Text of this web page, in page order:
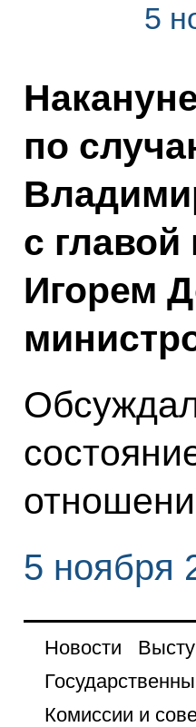
5
по
с
Игорем
5 ноября
Новости
Комиссии и